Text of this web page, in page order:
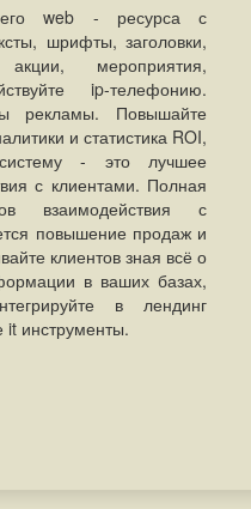
web - ресурса с
шрифты, заголовки,
мероприятия,
ip-телефонию.
рекламы. Повышайте
и статистика ROI,
систему - это лучшее
с клиентами. Полная
взаимодействия с
повышение продаж и
клиентов зная всё о
в ваших базах,
в лендинг
it инструменты.